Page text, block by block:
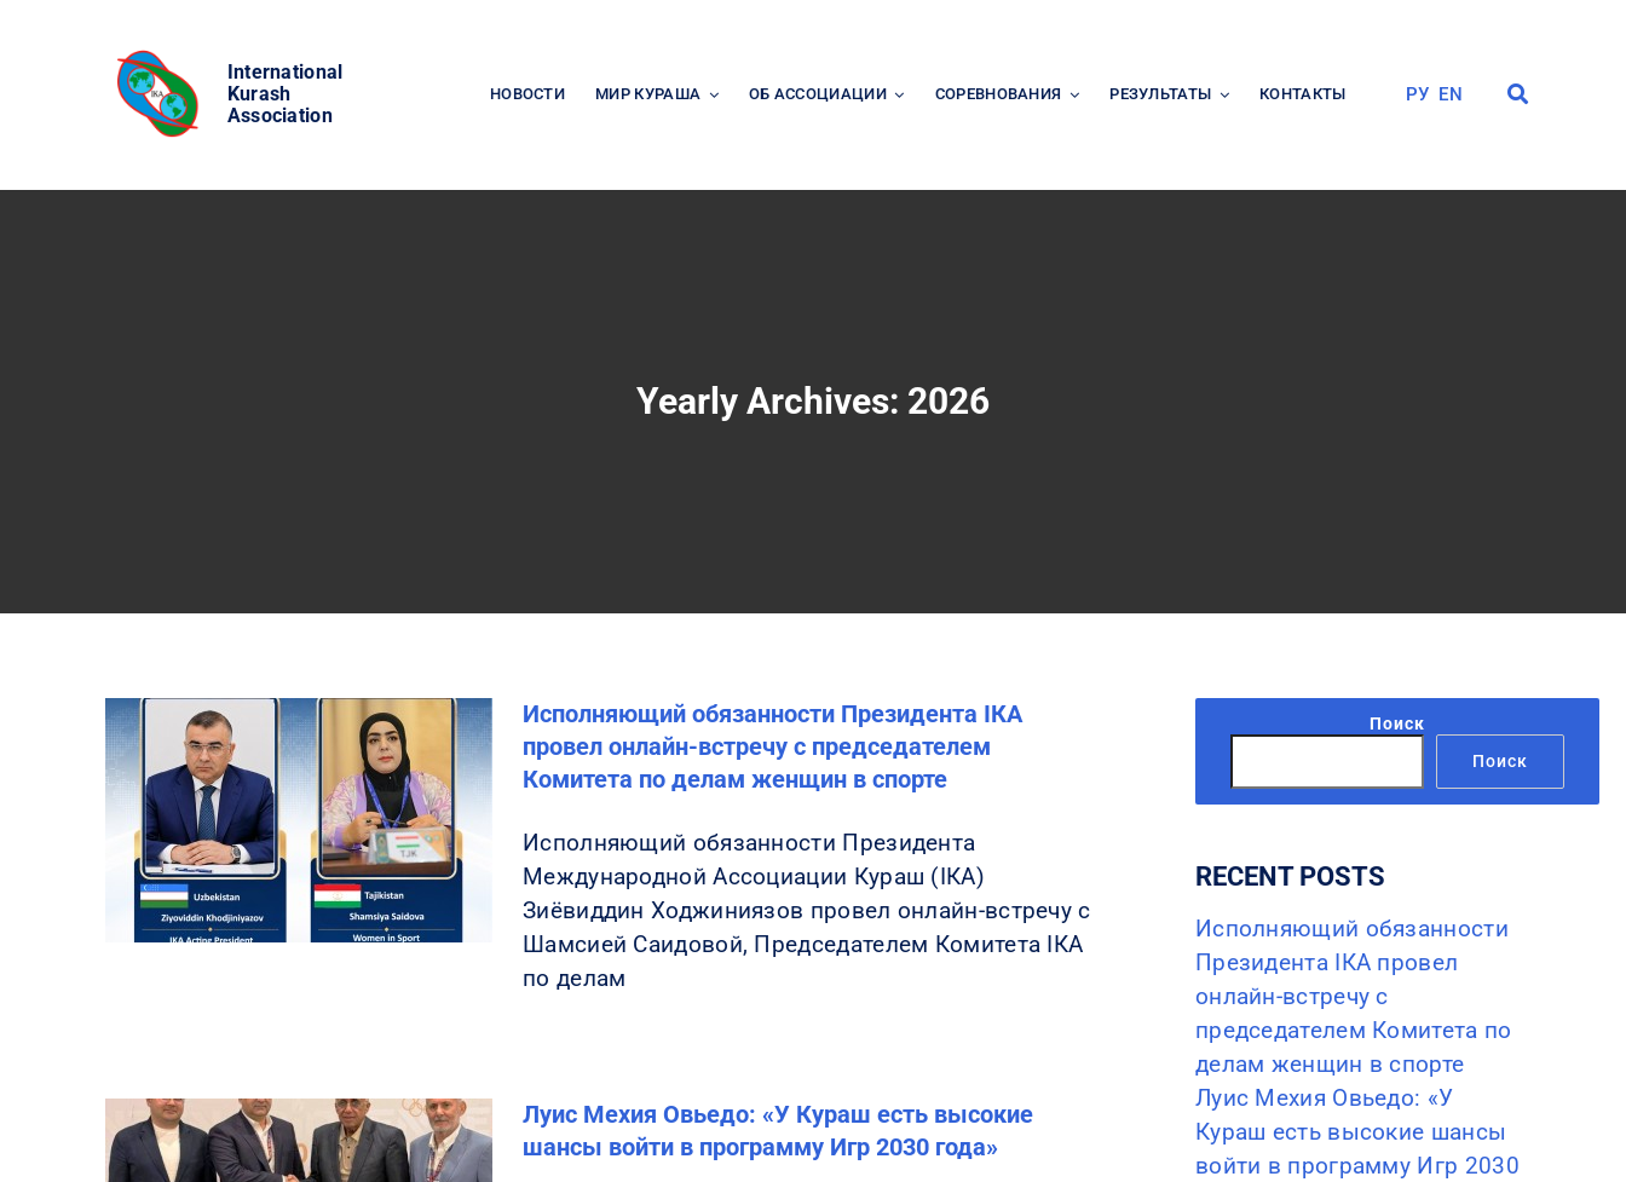
International
Kurash
Association
НОВОСТИ МИР КУРАША ОБ АССОЦИАЦИИ СОРЕВНОВАНИЯ РЕЗУЛЬТАТЫ КОНТАКТЫ РУ EN
Yearly Archives: 2026
Исполняющий обязанности Президента IКА
провел онлайн-встречу с председателем
Комитета по делам женщин в спорте
Исполняющий обязанности Президента
Международной Ассоциации Кураш (IКА)
Зиёвиддин Ходжиниязов провел онлайн-встречу с
Шамсией Саидовой, Председателем Комитета IКА
по делам
Луис Мехия Овьедо: «У Кураш есть высокие
шансы войти в программу Игр 2030 года»
Поиск
Поиск
RECENT POSTS
Исполняющий обязанности
Президента IКА провел
онлайн-встречу с
председателем Комитета по
делам женщин в спорте
Луис Мехия Овьедо: «У
Кураш есть высокие шансы
войти в программу Игр 2030